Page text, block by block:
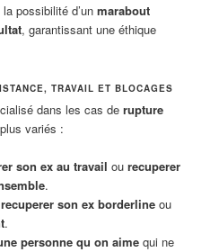
possibilité d’unmarabout
, garantissant une éthique
TRAVAIL ET BLOCAGES
dans les cas derupture
variés :
son ex au travail ou recuperer
.
recuperer son ex borderlineou
.
personne qu on aimequi ne